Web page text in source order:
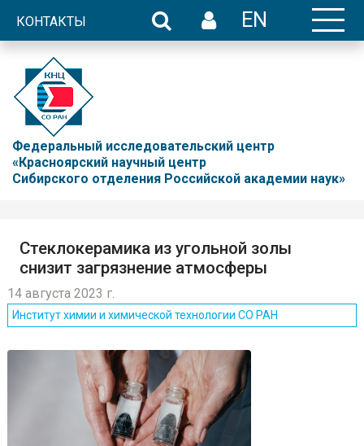
КОНТАКТЫ EN
Федеральный исследовательский центр
«Красноярский научный центр
Сибирского отделения Российской академии наук»
Стеклокерамика из угольной золы
снизит загрязнение атмосферы
14 августа 2023 г.
Институт химии и химической технологии СО РАН